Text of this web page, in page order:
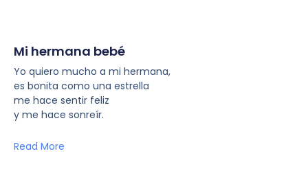
Mi hermana bebé
Yo quiero mucho a mi hermana,
es bonita como una estrella
me hace sentir feliz
y me hace sonreír.
Read More